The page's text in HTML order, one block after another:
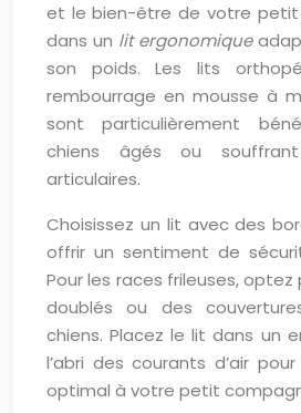
et le bien-être de votre petit
dans un lit ergonomique
son poids. Les lits
rembourrage en mousse à
sont particulièrement
chiens âgés ou
articulaires.
Choisissez un lit avec des
offrir un sentiment de
Pour les races frileuses,
doublés ou des
chiens. Placez le lit dans un
l’abri des courants d’air
optimal à votre petit